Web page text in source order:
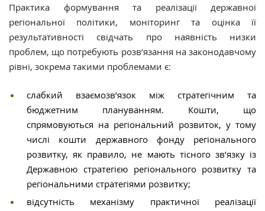
Практика формування та реалізації державної
регіональної політики, моніторинг та оцінка її
результативності свідчать про наявність низки
проблем, що потребують розв’язання на законодавчому
рівні, зокрема такими проблемами є:
слабкий взаємозв’язок між стратегічним та
бюджетним плануванням. Кошти, що
спрямовуються на регіональний розвиток, у тому
числі кошти державного фонду регіонального
розвитку, як правило, не мають тісного зв’язку із
Державною стратегією регіонального розвитку та
регіональними стратегіями розвитку;
відсутність механізму практичної реалізації